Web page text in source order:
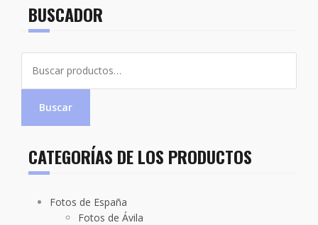
BUSCADOR
por:
Buscar
CATEGORÍAS DE LOS PRODUCTOS
Fotos de España
Fotos de Ávila